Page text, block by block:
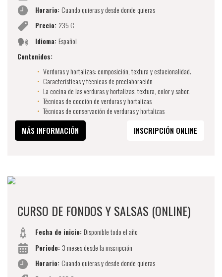
Horario: Cuando quieras y desde donde quieras
Precio: 235 €
Idioma: Español
Contenidos:
Verduras y hortalizas: composición, textura y estacionalidad.
Características y técnicas de preelaboración
La cocina de las verduras y hortalizas: textura, color y sabor.
Técnicas de cocción de verduras y hortalizas
Técnicas de conservación de verduras y hortalizas
MÁS INFORMACIÓN INSCRIPCIÓN ONLINE
CURSO DE FONDOS Y SALSAS (ONLINE)
Fecha de inicio: Disponible todo el año
Periodo: 3 meses desde la inscripción
Horario: Cuando quieras y desde donde quieras